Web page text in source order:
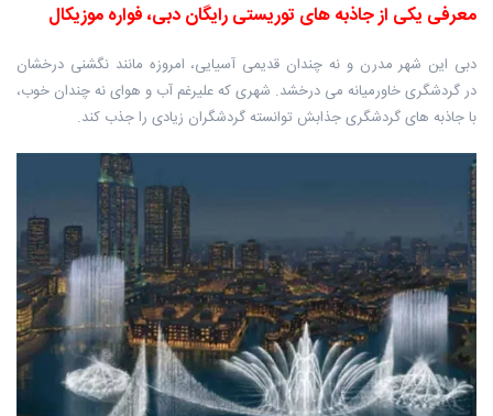
معرفی یکی از جاذبه های توریستی رایگان دبی، فواره موزیکال
دبی این شهر مدرن و نه چندان قدیمی آسیایی، امروزه مانند نگشنی درخشان
در گردشگری خاورمیانه می درخشد. شهری که علیرغم آب و هوای نه چندان خوب،
با جاذبه های گردشگری جذابش توانسته گردشگران زیادی را جذب کند.